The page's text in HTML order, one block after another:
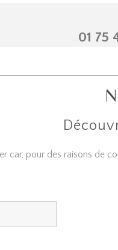
01 75
car, pour des raisons de